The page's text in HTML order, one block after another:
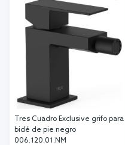
Tres Cuadro Exclusive grifo para
bidé de pie negro
006.120.01.NM